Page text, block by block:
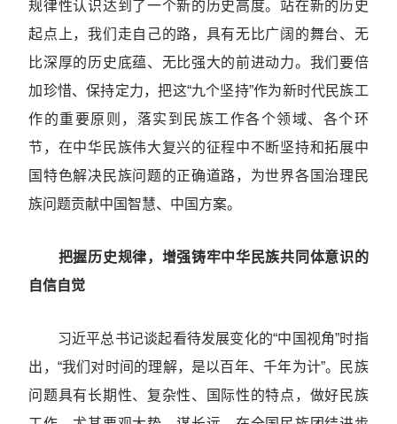
规律性认识达到了一个新的历史高度。站在新的历史
起点上，我们走自己的路，具有无比广阔的舞台、无
比深厚的历史底蕴、无比强大的前进动力。我们要倍
加珍惜、保持定力，把这“九个坚持”作为新时代民族工
作的重要原则，落实到民族工作各个领域、各个环
节，在中华民族伟大复兴的征程中不断坚持和拓展中
国特色解决民族问题的正确道路，为世界各国治理民
族问题贡献中国智慧、中国方案。
把握历史规律，增强铸牢中华民族共同体意识的
自信自觉
习近平总书记谈起看待发展变化的“中国视角”时指
出，“我们对时间的理解，是以百年、千年为计”。民族
问题具有长期性、复杂性、国际性的特点，做好民族